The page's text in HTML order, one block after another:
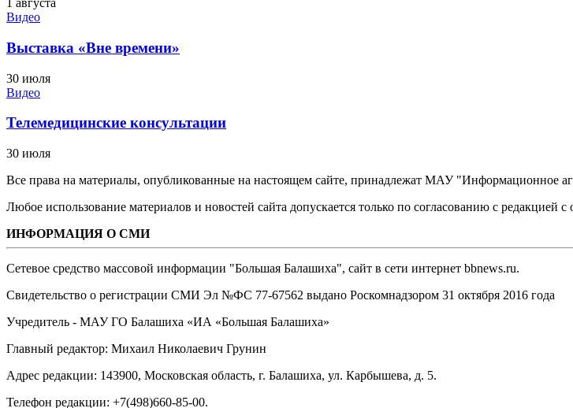
1 августа
Видео
Выставка «Вне времени»
30 июля
Видео
Телемедицинские консультации
30 июля
Все права на материалы, опубликованные на настоящем сайте, принадлежат МАУ "Информационное
Любое использование материалов и новостей сайта допускается только по согласованию с редакцией
ИНФОРМАЦИЯ О СМИ
Сетевое средство массовой информации "Большая Балашиха", сайт в сети интернет bbnews.ru.
Свидетельство о регистрации СМИ Эл №ФС ‎77-67562 выдано Роскомнадзором 31 октября 2016 года
Учредитель - МАУ ГО Балашиха «ИА «Большая Балашиха»
Главный редактор: Михаил Николаевич Грунин
Адрес редакции: 143900, Московская область, г. Балашиха, ул. Карбышева, д. 5.
Телефон редакции: +7(498)660-85-00.